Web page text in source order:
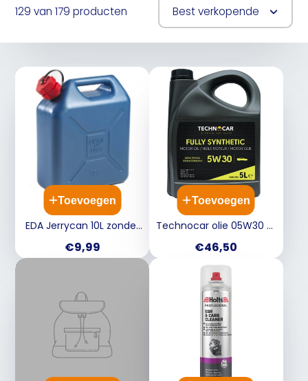
129 van 179 producten Best verkopende
Toevoegen
EDA Jerrycan 10L zonder
Prijs
€9,99
Toevoegen
Technocar olie 05W30 5L
- diesel/petrol
Prijs
€46,50